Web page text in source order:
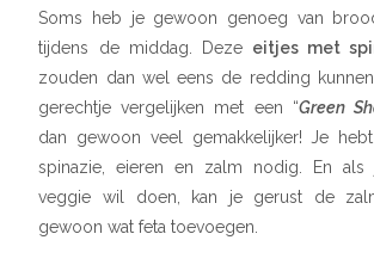
Soms heb je gewoon genoeg van
tijdens de middag. Deze eitjes met
zouden dan wel eens de redding
gerechtje vergelijken met een “Green
dan gewoon veel gemakkelijker! Je
spinazie, eieren en zalm nodig. En
veggie wil doen, kan je gerust de
gewoon wat feta toevoegen.